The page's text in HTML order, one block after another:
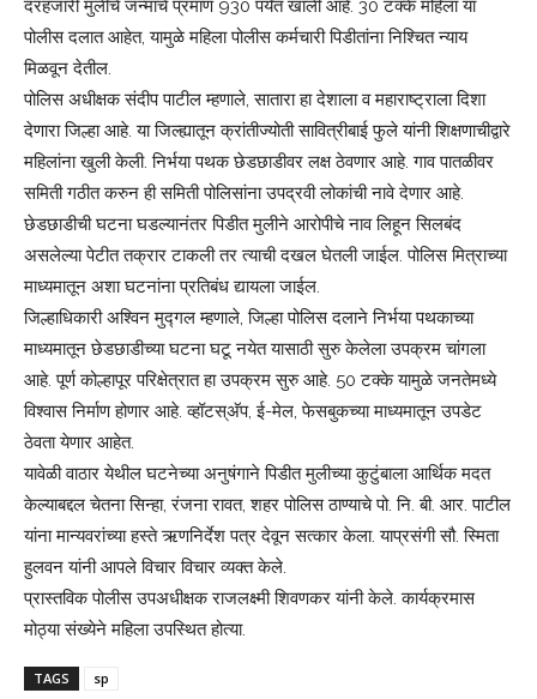
दरहजारी मुलीचे जन्माचे प्रमाण 930 पर्यंत खाली आहे. 30 टक्के महिला या
पोलीस दलात आहेत, यामुळे महिला पोलीस कर्मचारी पिडीतांना निश्‍चित न्याय
मिळवून देतील.
पोलिस अधीक्षक संदीप पाटील म्हणाले, सातारा हा देशाला व महाराष्ट्राला दिशा
देणारा जिल्हा आहे. या जिल्ह्यातून क्रांतीज्योती सावित्रीबाई फुले यांनी शिक्षणाचीद्वारे
महिलांना खुली केली. निर्भया पथक छेडछाडीवर लक्ष ठेवणार आहे. गाव पातळीवर
समिती गठीत करुन ही समिती पोलिसांना उपद्रवी लोकांची नावे देणार आहे.
छेडछाडीची घटना घडल्यानंतर पिडीत मुलीने आरोपीचे नाव लिहून सिलबंद
असलेल्या पेटीत तक्रार टाकली तर त्याची दखल घेतली जाईल. पोलिस मित्राच्या
माध्यमातून अशा घटनांना प्रतिबंध द्यायला जाईल.
जिल्हाधिकारी अश्‍विन मुद्गल म्हणाले, जिल्हा पोलिस दलाने निर्भया पथकाच्या
माध्यमातून छेडछाडीच्या घटना घटू नयेत यासाठी सुरु केलेला उपक्रम चांगला
आहे. पूर्ण कोल्हापूर परिक्षेत्रात हा उपक्रम सुरु आहे. 50 टक्के यामुळे जनतेमध्ये
विश्‍वास निर्माण होणार आहे. व्हॉटस्अ‍ॅप, ई-मेल, फेसबुकच्या माध्यमातून उपडेट
ठेवता येणार आहेत.
यावेळी वाठार येथील घटनेच्या अनुषंगाने पिडीत मुलीच्या कुटुंबाला आर्थिक मदत
केल्याबद्दल चेतना सिन्हा, रंजना रावत, शहर पोलिस ठाण्याचे पो. नि. बी. आर. पाटील
यांना मान्यवरांच्या हस्ते ऋणनिर्देश पत्र देवून सत्कार केला. याप्रसंगी सौ. स्मिता
हुलवन यांनी आपले विचार विचार व्यक्त केले.
प्रास्तविक पोलीस उपअधीक्षक राजलक्ष्मी शिवणकर यांनी केले. कार्यक्रमास
मोठ्या संख्येने महिला उपस्थित होत्या.
TAGS sp